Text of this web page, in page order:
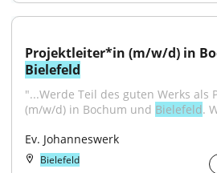
Bielefeld
"...Werde Teil des guten Werks als
(m/w/d) in Bochum und Bielefeld.
Ev. Johanneswerk
Bielefeld